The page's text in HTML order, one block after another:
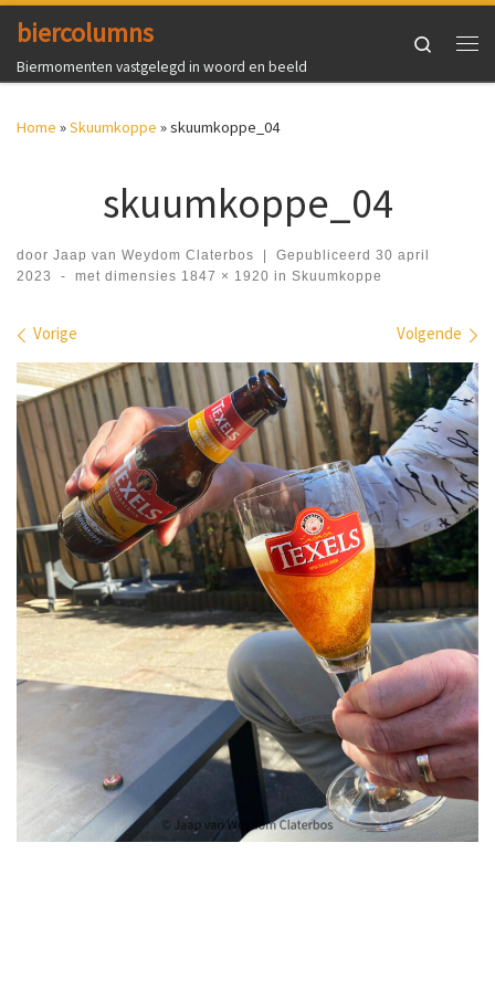
Ga naar inhoud
biercolumns
Biermomenten vastgelegd in woord en beeld
Search
Home »Skuumkoppe »skuumkoppe_04
skuumkoppe_04
door Jaap van Weydom Claterbos Gepubliceerd 30 april
2023
- met dimensies 1847 × 1920 in Skuumkoppe
Afbeeldingen navigatie
Vorige Volgende